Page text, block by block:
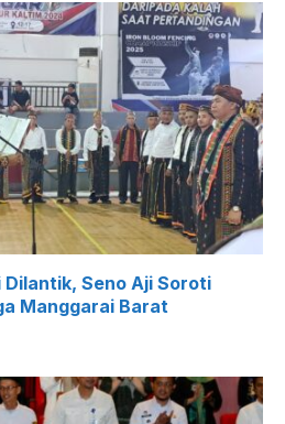
Dilantik, Seno Aji Soroti
Manggarai Barat